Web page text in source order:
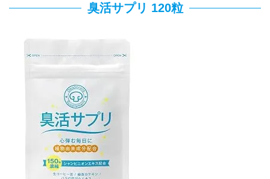
臭活サプリ 120粒